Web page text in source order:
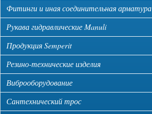
Фитинги и иная соединительная арматура
Рукава гидравлические Manuli
Продукция Semperit
Резино-технические изделия
Виброоборудование
Сантехнический трос